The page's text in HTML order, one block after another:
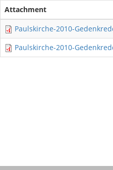
Attachment
Paulskirche-2010-
Paulskirche-2010-